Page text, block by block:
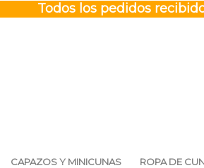
Todos los pedidos
CAPAZOS Y MINICUNAS ROPA DE